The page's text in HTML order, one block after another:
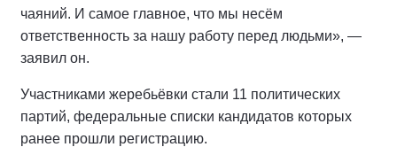
чаяний. И самое главное, что мы несём
ответственность за нашу работу перед людьми», —
заявил он.
Участниками жеребьёвки стали 11 политических
партий, федеральные списки кандидатов которых
ранее прошли регистрацию.